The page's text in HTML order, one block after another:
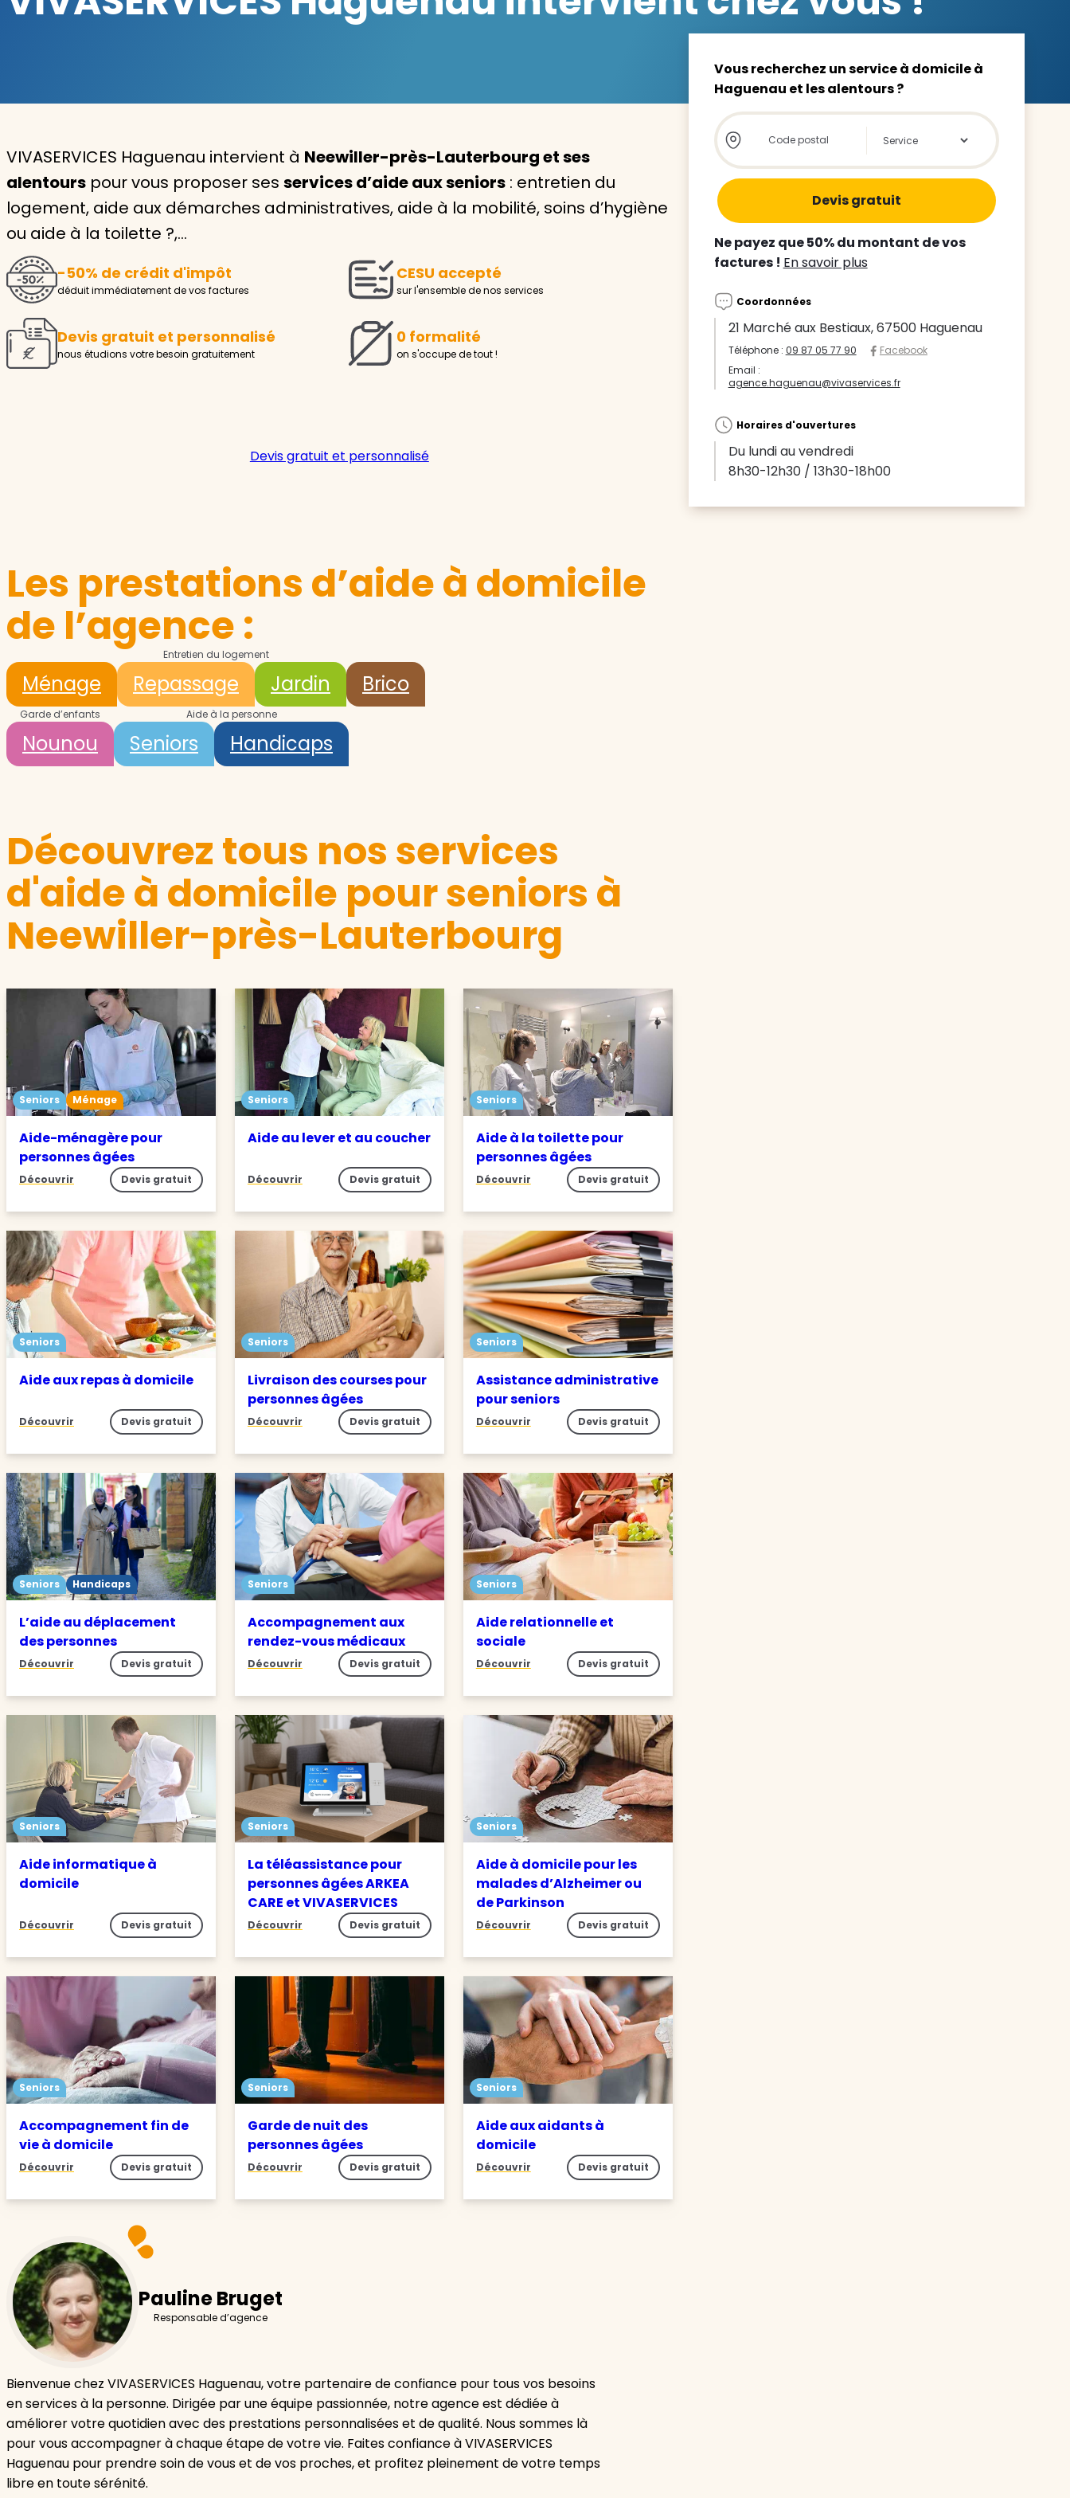
Aide à la personne
Handicaps
Voir tous les services
Avec VIVASERVICES, trouvez le
service à domicile qui vous
correspond !
Pour l’entretien de votre logement, la garde de votre enfant
ou l’accompagnement d’un parent, nos intervenants à
Demander un devis gratuit
Trouver mon agence
VIVASERVICES Haguenau intervient à Neewiller-près-Lauterbourg et ses
alentours pour vous proposer ses services d’aide aux seniors : entretien du
logement, aide aux démarches administratives, aide à la mobilité, soins d’hygiène
ou aide à la toilette ?,…
-50% de crédit d'impôt
déduit immédiatement de vos factures
CESU accepté
sur l'ensemble de nos services
Devis gratuit et personnalisé
nous étudions votre besoin gratuitement
0 formalité
on s'occupe de tout !
Devis gratuit et personnalisé
Les prestations d’aide à domicile
de l’agence :
Entretien du logement
Ménage Repassage Jardin Brico
Garde d’enfants
Nounou
Aide à la personne
Seniors Handicaps
Découvrez tous nos services
d'aide à domicile pour seniors à
Neewiller-près-Lauterbourg
Seniors Ménage
Aide-ménagère pour
personnes âgées
Découvrir Devis gratuit
Seniors
Aide au lever et au coucher
Découvrir Devis gratuit
Seniors
Aide à la toilette pour
personnes âgées
Découvrir Devis gratuit
Seniors
Aide aux repas à domicile
Découvrir Devis gratuit
Seniors
Livraison des courses pour
personnes âgées
Découvrir Devis gratuit
Seniors
Assistance administrative
pour seniors
Découvrir Devis gratuit
Seniors Handicaps
L’aide au déplacement
des personnes
Découvrir Devis gratuit
Seniors
Accompagnement aux
rendez-vous médicaux
Découvrir Devis gratuit
Seniors
Aide relationnelle et
sociale
Découvrir Devis gratuit
Seniors
Aide informatique à
domicile
Découvrir Devis gratuit
Seniors
La téléassistance pour
personnes âgées ARKEA
CARE et VIVASERVICES
Découvrir Devis gratuit
Seniors
Aide à domicile pour les
malades d’Alzheimer ou
de Parkinson
Découvrir Devis gratuit
Seniors
Accompagnement fin de
vie à domicile
Découvrir Devis gratuit
Seniors
Garde de nuit des
personnes âgées
Découvrir Devis gratuit
Seniors
Aide aux aidants à
domicile
Découvrir Devis gratuit
Pauline Bruget
Responsable d’agence
Bienvenue chez VIVASERVICES Haguenau, votre partenaire de confiance pour tous vos besoins
en services à la personne. Dirigée par une équipe passionnée, notre agence est dédiée à
améliorer votre quotidien avec des prestations personnalisées et de qualité. Nous sommes là
pour vous accompagner à chaque étape de votre vie. Faites confiance à VIVASERVICES
Haguenau pour prendre soin de vous et de vos proches, et profitez pleinement de votre temps
libre en toute sérénité.
Vous recherchez un service à domicile à
Haguenau et les alentours ?
Store locator global - Autocompletion
Rechercher
Ne payez que 50% du montant de vos
factures ! En savoir plus
Coordonnées
21 Marché aux Bestiaux, 67500 Haguenau
Téléphone : 09 87 05 77 90
Facebook
Email :
agence.haguenau@vivaservices.fr
Horaires d'ouvertures
Du lundi au vendredi
8h30-12h30 / 13h30-18h00